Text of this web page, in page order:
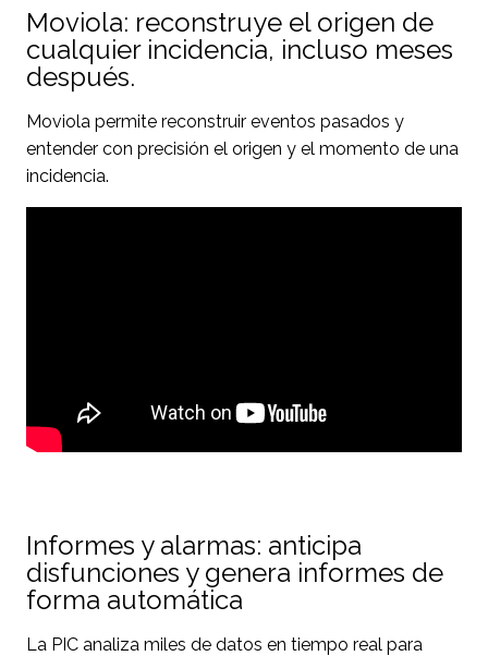
Moviola: reconstruye el origen de
cualquier incidencia, incluso meses
después.
Moviola permite reconstruir eventos pasados y
entender con precisión el origen y el momento de una
incidencia.
Informes y alarmas: anticipa
disfunciones y genera informes de
forma automática
La PIC analiza miles de datos en tiempo real para